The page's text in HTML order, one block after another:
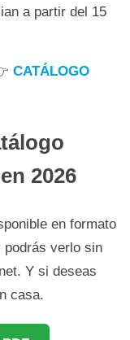
a partir del 15
CATÁLOGO
2026
en formato
podrás verlo sin
Y si deseas
casa.